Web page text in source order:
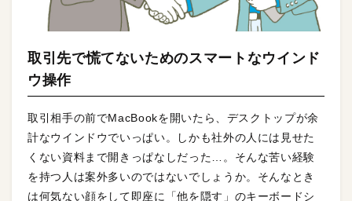
取引先で慌てないためのスマートなウインド
ウ操作
取引相手の前でMacBookを開いたら、デスクトップが余
計なウインドウでいっぱい。しかも社外の人には見せた
くない資料まで開きっぱなしだった…。そんな苦い経験
を持つ人は案外多いのではないでしょうか。そんなとき
は何気ない顔をして即座に「他を隠す」のキーボードシ